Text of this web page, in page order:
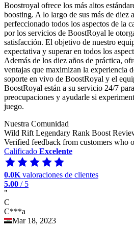
Boostroyal ofrece los más altos
boosting. A lo largo de sus más de diez
perfeccionado todos los aspectos de la
por los servicios de BoostRoyal le
satisfacción. El objetivo de nuestro
expectativa y superar en todos los
Además de los diez años de práctica,
ventajas que maximizan la experiencia
soporte en vivo de BoostRoyal y el
BoostRoyal están a su servicio 24/7
preocupaciones y ayudarle si
juego.
Nuestra Comunidad
Wild Rift Legendary Rank Boost
Verified feedback from customers who
Calificado Excelente
0.0K valoraciones de clientes
5.00 / 5
"
C
C***a
Mar 18, 2023